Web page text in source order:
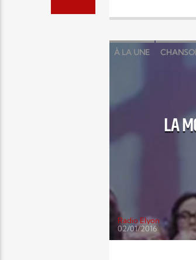
À LA UNE
LA
Radio Elyon
02/01/2016